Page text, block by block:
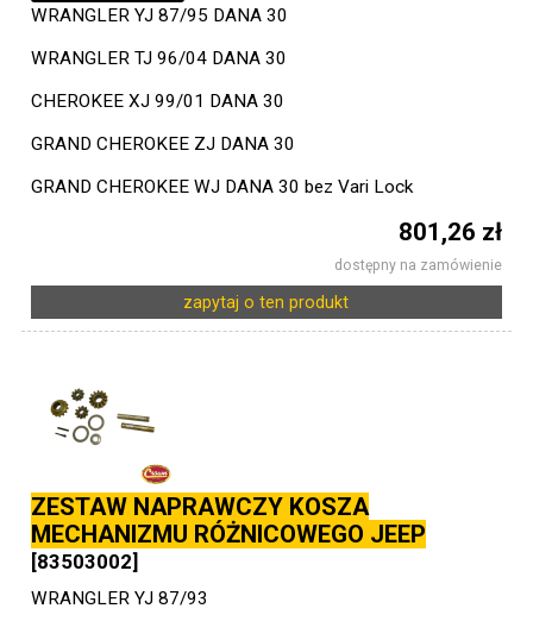
WRANGLER YJ 87/95 DANA 30
WRANGLER TJ 96/04 DANA 30
CHEROKEE XJ 99/01 DANA 30
GRAND CHEROKEE ZJ DANA 30
GRAND CHEROKEE WJ DANA 30 bez Vari Lock
801,26 zł
dostępny na zamówienie
zapytaj o ten produkt
ZESTAW NAPRAWCZY KOSZA
MECHANIZMU RÓŻNICOWEGO JEEP
[83503002]
WRANGLER YJ 87/93